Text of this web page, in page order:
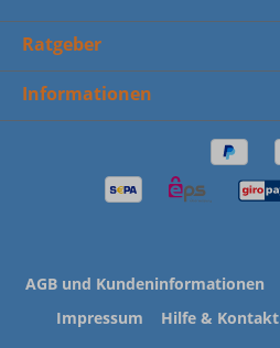
Ratgeber
Informationen
AGB und Kundeninformationen
Impressum
Hilfe & Kontakt